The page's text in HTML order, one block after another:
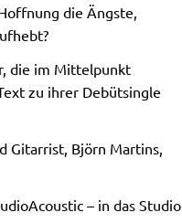
die Ängste,
die im Mittelpunkt
zu ihrer Debütsingle
Gitarrist, Björn Martins,
– in das Studio